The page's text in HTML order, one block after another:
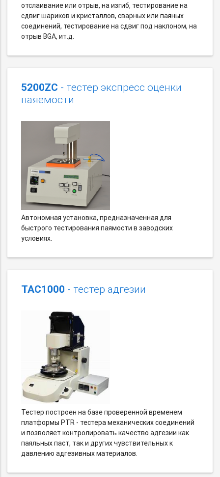
отслаивание или отрыв, на изгиб, тестирование на
сдвиг шариков и кристаллов, сварных или паяных
соединений, тестирование на сдвиг под наклоном, на
отрыв BGA, ит.д.
5200ZC - тестер экспресс оценки
паяемости
Автономная установка, предназначенная для
быстрого тестирования паямости в заводских
условиях.
TAC1000 - тестер адгезии
Тестер построен на базе проверенной временем
платформы PTR - тестера механических соединений
и позволяет контролировать качество адгезии как
паяльных паст, так и других чувствительных к
давлению адгезивных материалов.